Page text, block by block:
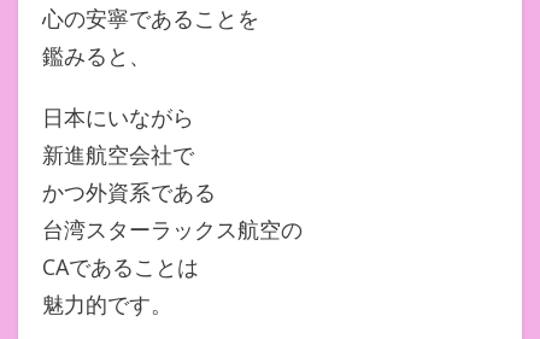
心の安寧であることを
鑑みると、
日本にいながら
新進航空会社で
かつ外資系である
台湾スターラックス航空の
CAであることは
魅力的です。